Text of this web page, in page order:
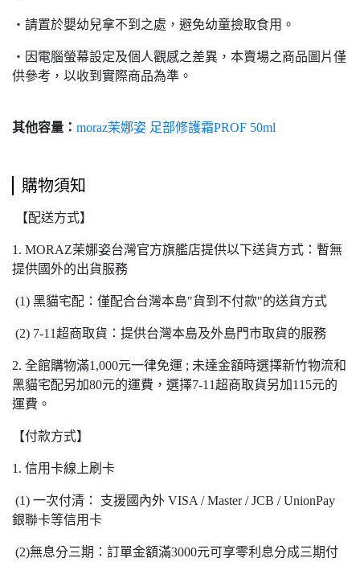
‧ 請置於嬰幼兒拿不到之處，避免幼童撿取食用。
‧ 因電腦螢幕設定及個人觀感之差異，本賣場之商品圖片僅
供參考，以收到實際商品為準。
其他容量： moraz茉娜姿 足部修護霜PROF 50ml
購物須知
【配送方式】
1. MORAZ茉娜姿台灣官方旗艦店提供以下送貨方式：暫無
提供國外的出貨服務
(1) 黑貓宅配：僅配合台灣本島"貨到不付款"的送貨方式
(2) 7-11超商取貨：提供台灣本島及外島門市取貨的服務
2. 全館購物滿1,000元一律免運 ; 未達金額時選擇新竹物流和
黑貓宅配另加80元的運費，選擇7-11超商取貨另加115元的
運費。
【付款方式】
1. 信用卡線上刷卡
(1) 一次付清： 支援國內外 VISA / Master / JCB / UnionPay
銀聯卡等信用卡
(2)無息分三期：訂單金額滿3000元可享零利息分成三期付